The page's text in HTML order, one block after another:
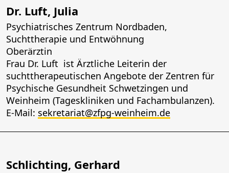
Dr. Luft, Julia
Psychiatrisches Zentrum Nordbaden,
Suchttherapie und Entwöhnung
Oberärztin
Frau Dr. Luft ist Ärztliche Leiterin der
suchttherapeutischen Angebote der Zentren für
Psychische Gesundheit Schwetzingen und
Weinheim (Tageskliniken und Fachambulanzen).
E-Mail: sekretariat@zfpg-weinheim.de
Schlichting, Gerhard